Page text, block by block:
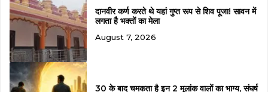
दानवीर कर्ण करते थे यहां गुप्त रूप से शिव पूजा! सावन में
लगता है भक्तों का मेला
August 7, 2026
30 के बाद चमकता है इन 2 मूलांक वालों का भाग्य, संघर्ष